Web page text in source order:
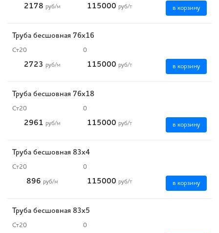
2178 руб/м 115000 руб/т в корзину
Труба бесшовная 76х16
Ст20 0
2723 руб/м 115000 руб/т в корзину
Труба бесшовная 76х18
Ст20 0
2961 руб/м 115000 руб/т в корзину
Труба бесшовная 83х4
Ст20 0
896 руб/м 115000 руб/т в корзину
Труба бесшовная 83х5
Ст20 0